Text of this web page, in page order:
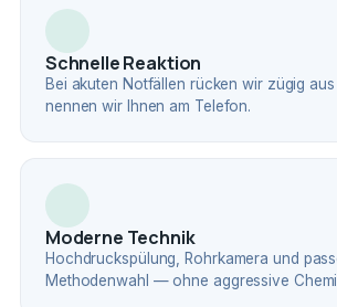
Schnelle Reaktion
Bei akuten Notfällen rücken wir zügig
nennen wir Ihnen am Telefon.
Moderne Technik
Hochdruckspülung, Rohrkamera und
Methodenwahl — ohne aggressive